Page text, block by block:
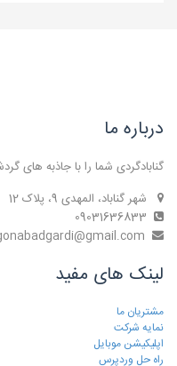
درباره ما
گنابادگردی شما را با جاذبه های
شهر گناباد، المهدی 9، پلاک 12
لینک های مفید
مشتریان ما
نمایه شرکت
اپلیکیشن موبایل
راه حل وردپرس